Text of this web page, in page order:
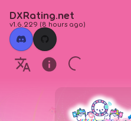
DXRating.net
v1.6.229 (8 hours ago)